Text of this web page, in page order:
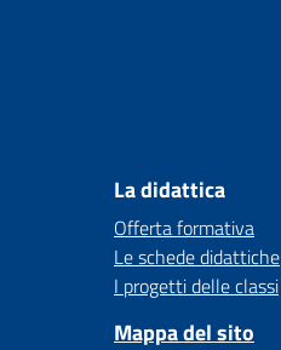
La didattica
Offerta formativa
Le schede didattiche
I progetti delle classi
Mappa del sito